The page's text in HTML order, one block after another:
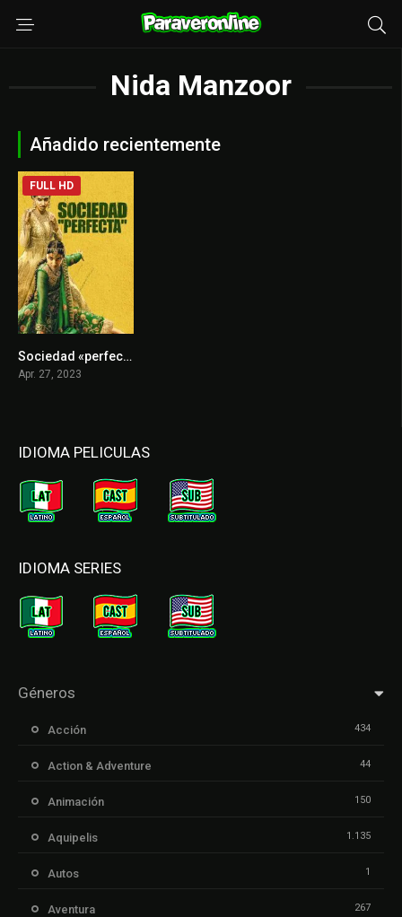
Nida Manzoor
Añadido recientemente
6.7
FULL HD
Sociedad «perfecta»
Apr. 27, 2023
IDIOMA PELICULAS
IDIOMA SERIES
Géneros
Acción 434
Action & Adventure 44
Animación 150
Aquipelis 1.135
Autos 1
Aventura 267